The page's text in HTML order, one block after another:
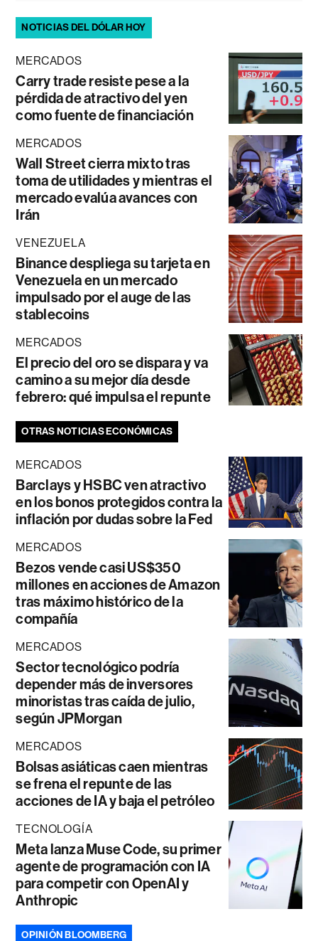
NOTICIAS DEL DÓLAR HOY
MERCADOS
Carry trade resiste pese a la
pérdida de atractivo del yen
como fuente de financiación
MERCADOS
Wall Street cierra mixto tras
toma de utilidades y mientras el
mercado evalúa avances con
Irán
VENEZUELA
Binance despliega su tarjeta en
Venezuela en un mercado
impulsado por el auge de las
stablecoins
MERCADOS
El precio del oro se dispara y va
camino a su mejor día desde
febrero: qué impulsa el repunte
OTRAS NOTICIAS ECONÓMICAS
MERCADOS
Barclays y HSBC ven atractivo
en los bonos protegidos contra la
inflación por dudas sobre la Fed
MERCADOS
Bezos vende casi US$350
millones en acciones de Amazon
tras máximo histórico de la
compañía
MERCADOS
Sector tecnológico podría
depender más de inversores
minoristas tras caída de julio,
según JPMorgan
MERCADOS
Bolsas asiáticas caen mientras
se frena el repunte de las
acciones de IA y baja el petróleo
TECNOLOGÍA
Meta lanza Muse Code, su primer
agente de programación con IA
para competir con OpenAI y
Anthropic
OPINIÓN BLOOMBERG